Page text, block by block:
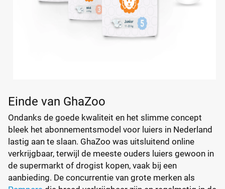
Einde van GhaZoo
Ondanks de goede kwaliteit en het slimme concept
bleek het abonnementsmodel voor luiers in Nederland
lastig aan te slaan. GhaZoo was uitsluitend online
verkrijgbaar, terwijl de meeste ouders luiers gewoon in
de supermarkt of drogist kopen, vaak bij een
aanbieding. De concurrentie van grote merken als